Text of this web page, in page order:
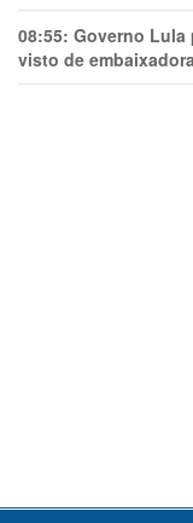
08:55: Governo Lula
visto de